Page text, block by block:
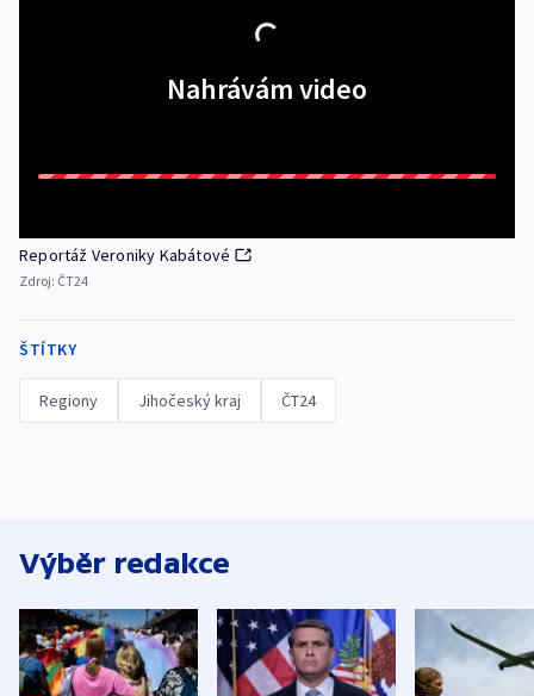
Nahrávám video
Reportáž Veroniky Kabátové
Zdroj: ČT24
ŠTÍTKY
Regiony Jihočeský kraj ČT24
Výběr redakce